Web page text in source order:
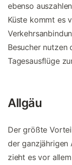
ebenso
Küste kommt es
Besucher nutzen
Tagesausflüge
Allgäu
Der größte
der ganzjährigen
zieht es vor